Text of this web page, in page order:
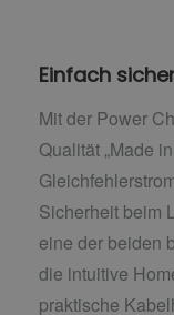
Einfach
Mit der Power
Qualität „Made
Sicherheit beim
eine der beiden
die intuitive
praktische